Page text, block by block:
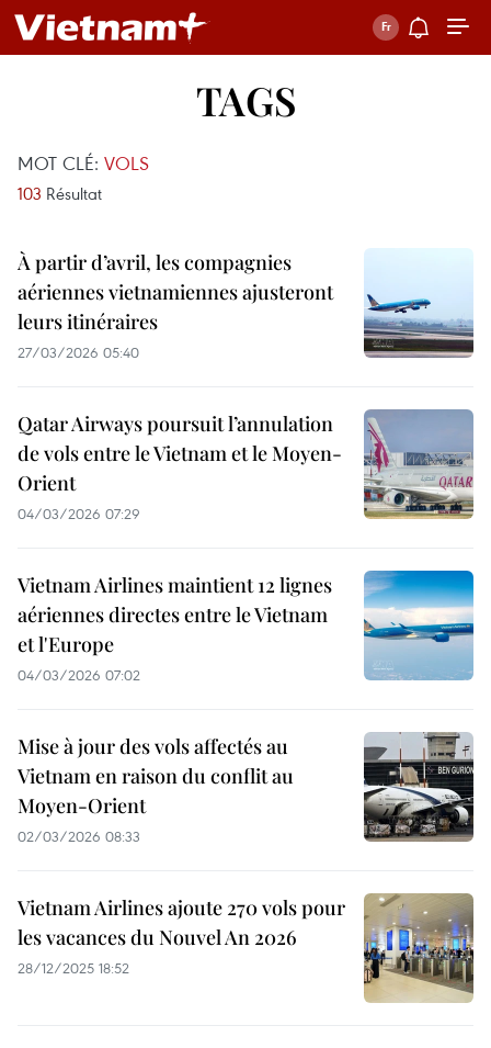
TAGS
MOT CLÉ: VOLS
103 Résultat
À partir d’avril, les compagnies
aériennes vietnamiennes ajusteront
leurs itinéraires
27/03/2026 05:40
Qatar Airways poursuit l’annulation
de vols entre le Vietnam et le Moyen-
Orient
04/03/2026 07:29
Vietnam Airlines maintient 12 lignes
aériennes directes entre le Vietnam
et l'Europe
04/03/2026 07:02
Mise à jour des vols affectés au
Vietnam en raison du conflit au
Moyen-Orient
02/03/2026 08:33
Vietnam Airlines ajoute 270 vols pour
les vacances du Nouvel An 2026
28/12/2025 18:52